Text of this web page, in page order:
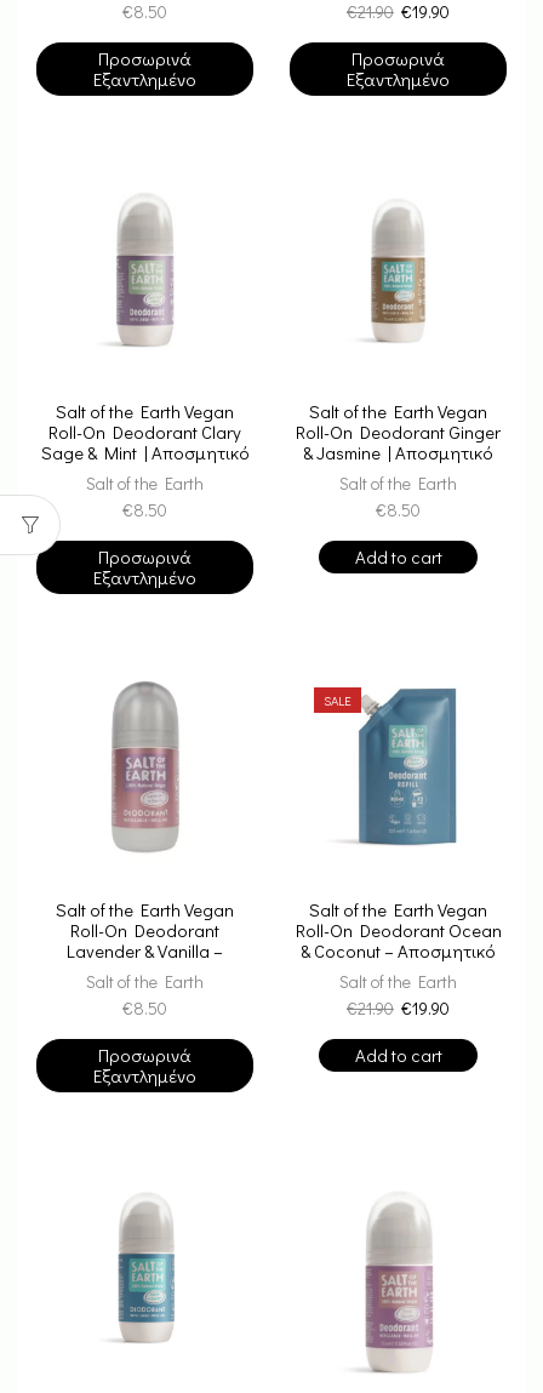
€8.50
Προσωρινά
Εξαντλημένο
€21.90 €19.90
Προσωρινά
Εξαντλημένο
Salt of the Earth Vegan
Roll-On Deodorant Clary
Sage & Mint | Αποσμητικό
Επαναγεμιζόμενο 75ml
Salt of the Earth
€8.50
Προσωρινά
Εξαντλημένο
Salt of the Earth Vegan
Roll-On Deodorant Ginger
& Jasmine | Αποσμητικό
Επαναγεμιζόμενο 75ml
Salt of the Earth
€8.50
Add to cart
Salt of the Earth Vegan
Roll-On Deodorant
Lavender & Vanilla –
Αποσμητικό
Επαναγεμιζόμενο 75ml
Salt of the Earth
€8.50
Προσωρινά
Εξαντλημένο
SALE
Salt of the Earth Vegan
Roll-On Deodorant Ocean
& Coconut – Αποσμητικό
Roll-On Refill 225ml
Salt of the Earth
€21.90 €19.90
Add to cart